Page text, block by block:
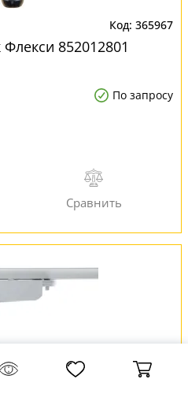
365967
852012801
По запросу